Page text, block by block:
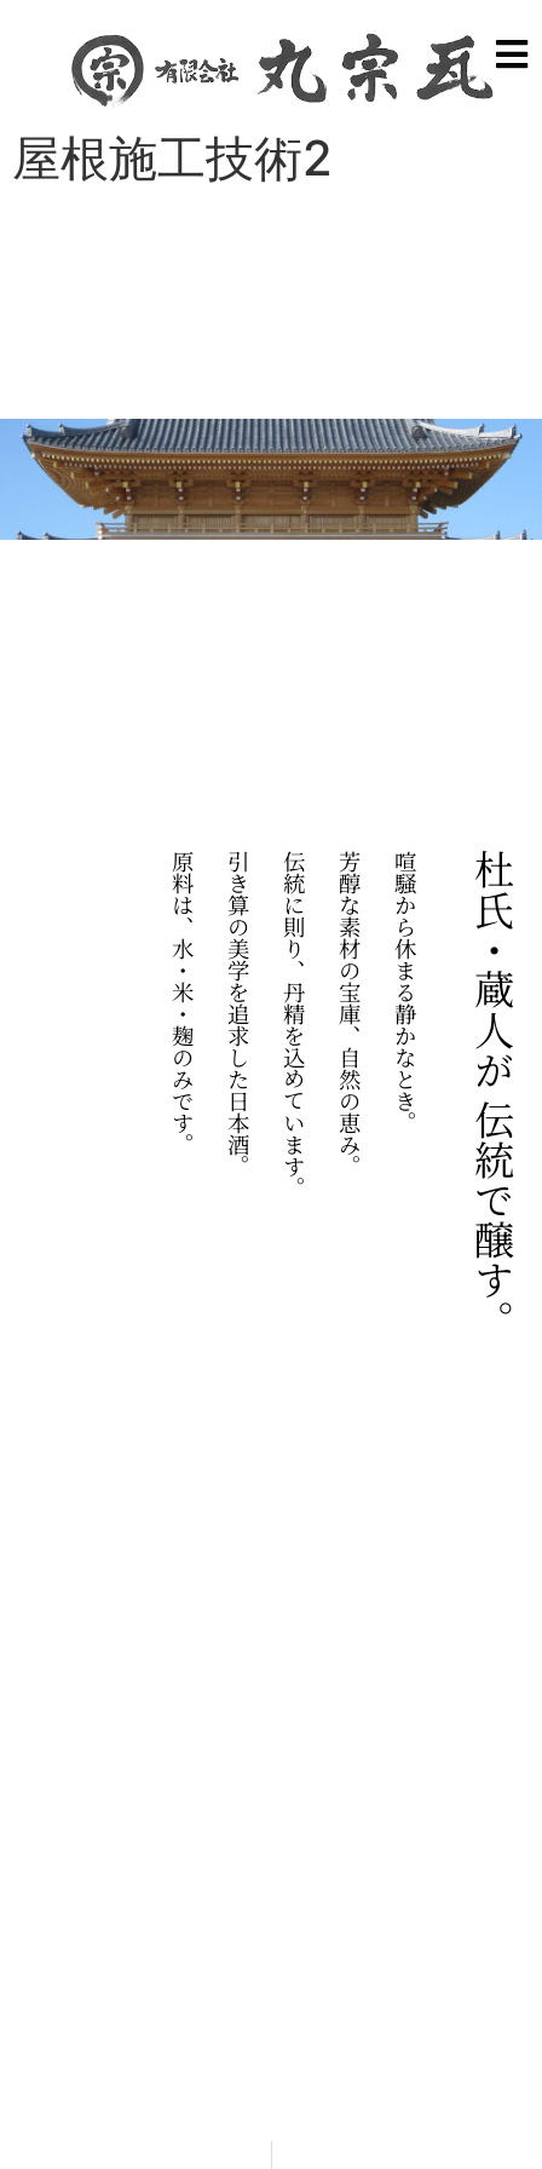
屋根施工技術2
杜氏・蔵人が 伝統で醸す。
喧騒から休まる静かなとき。
芳醇な素材の宝庫、自然の恵み。
伝統に則り、丹精を込めています。
引き算の美学を追求した日本酒。
原料は、水・米・麹のみです。